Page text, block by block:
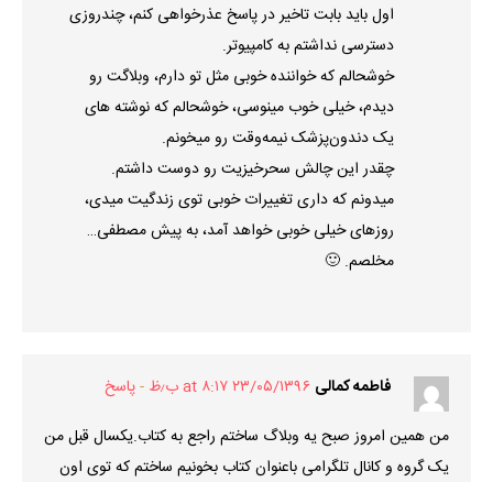
اول باید بابت تاخیر در پاسخ عذرخواهی کنم، چندروزی
دسترسی نداشتم به کامپیوتر.
خوشحالم که خواننده خوبی مثل تو دارم، وبلاگت رو
دیدم، خیلی خوب مینوسی، خوشحالم که نوشته های
یک دندون‌پزشک نیمه‌وقت رو میخونم.
چقدر این چالش سحرخیزیت رو دوست داشتم.
میدونم که داری تغییرات خوبی توی زندگیت میدی،
روزهای خیلی خوبی خواهد آمد، به پیش مصطفی…
مخلصم. 🙂
فاطمه کمالی ۲۳/۰۵/۱۳۹۶ at ۸:۱۷ ب٫ظ
پاسخ
من همین امروز صبح یه وبلاگ ساختم راجع به کتاب.یکسال قبل من
یک گروه و کانال تلگرامی باعنوان کتاب بخونیم ساختم که توی اون